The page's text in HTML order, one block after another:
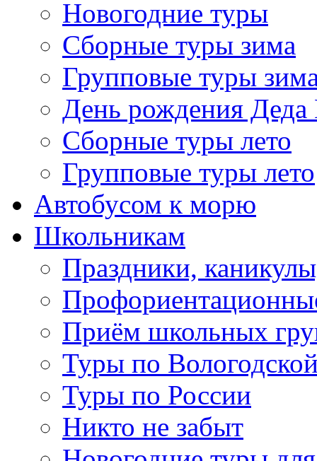
Новогодние туры
Сборные туры зима
Групповые туры
День рождения Деда
Сборные туры лето
Групповые туры лето
Автобусом к морю
Школьникам
Праздники,
Приём школьных
Туры по
Туры по России
Никто не забыт